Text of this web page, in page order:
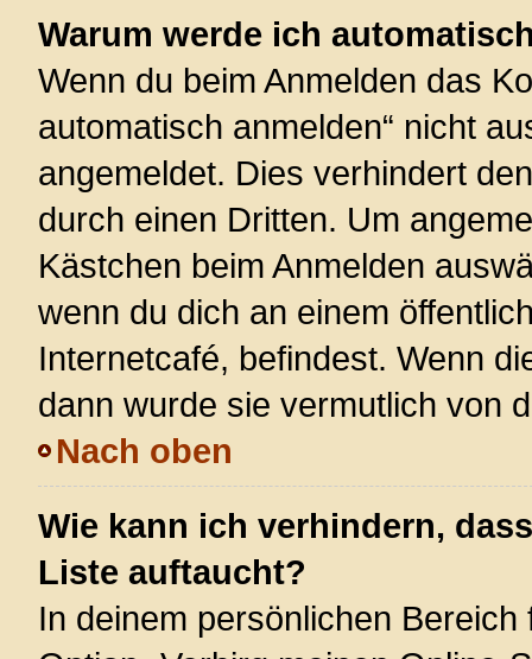
Warum werde ich
Wenn du beim Anmelden das
automatisch anmelden“ nicht
angemeldet. Dies verhindert
durch einen Dritten. Um
Kästchen beim Anmelden
wenn du dich an einem
Internetcafé, befindest. Wenn
dann wurde sie vermutlich von
Nach oben
Wie kann ich verhindern,
Liste auftaucht?
In deinem persönlichen